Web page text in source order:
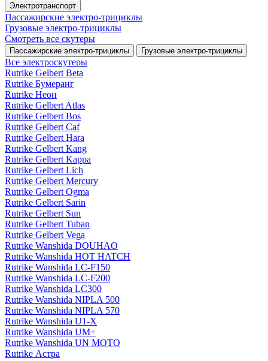
Электротранспорт
Пассажирские электро‑трициклы
Грузовые электро‑трициклы
Смотреть все скутеры
Пассажирские электро‑трициклы Грузовые электро‑трициклы
Все электро­скутеры
Rutrike Gelbert Beta
Rutrike Бумеранг
Rutrike Неон
Rutrike Gelbert Atlas
Rutrike Gelbert Bos
Rutrike Gelbert Caf
Rutrike Gelbert Hara
Rutrike Gelbert Kang
Rutrike Gelbert Kappa
Rutrike Gelbert Lich
Rutrike Gelbert Mercury
Rutrike Gelbert Ogma
Rutrike Gelbert Sarin
Rutrike Gelbert Sun
Rutrike Gelbert Tuban
Rutrike Gelbert Vega
Rutrike Wanshida DOUHAO
Rutrike Wanshida HOT HATCH
Rutrike Wanshida LC-F150
Rutrike Wanshida LC-F200
Rutrike Wanshida LC300
Rutrike Wanshida NIPLA 500
Rutrike Wanshida NIPLA 570
Rutrike Wanshida U1-X
Rutrike Wanshida UM+
Rutrike Wanshida UN MOTO
Rutrike Астра